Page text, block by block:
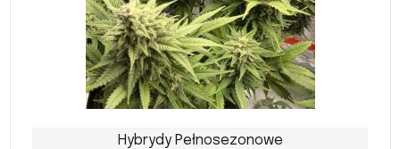
Hybrydy Pełnosezonowe